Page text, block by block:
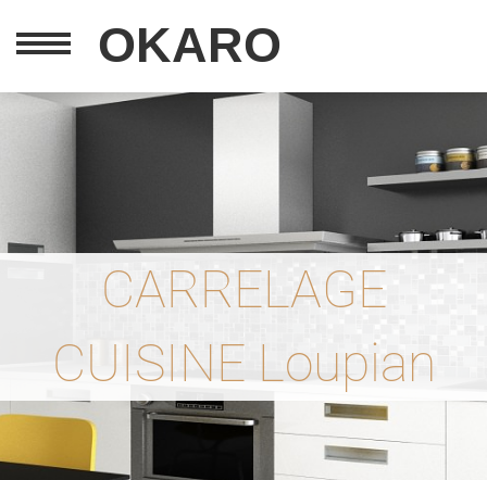
OKARO
CARRELAGE
CUISINE Loupian